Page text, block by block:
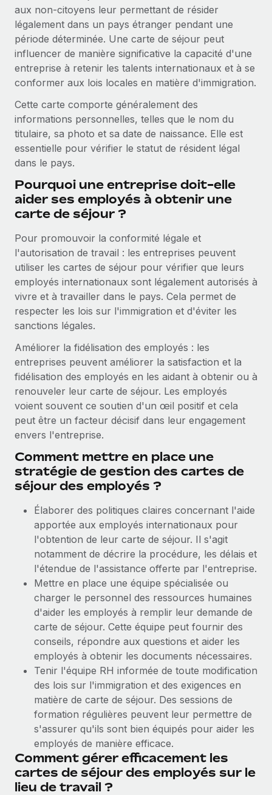
Gestion des freelances
Intégrez et gérez vos freelances partout dans le monde
PEO
Sous-traitez les opérations complexes liées à l’emploi
INFRASTRUCTURE
Intégration Remote
Intégrez vos RH aux flux de travail en toute simplicité
Des fonctions RH clés intégrées pour votre équipe
Connecter Nouveau
notre MCP
Intégrations
Rationalisez vos processus avec des outils essentiels
SERVICES
Demandez aux experts
Recevez des conseils d’experts sur les RH à
l’international et la conformité
Contrôles d’antécédents
Simplifiez vos processus de présélection des
Remote Watchtower
Gardez un temps d’avance sur les risques en
matière de conformité
Gestion des appareils
Achetez et suivez vos équipements informatiques
dans le monde entier
Création d’entité
Établissez des entités rapidement et en toute
conformité
Mobilité et déménagement international
Organisez facilement le déménagement de vos
employés
Avantages sociaux
Gérez facilement les avantages sociaux
Comparer Remote
Examinez notre service par rapport aux autres
CROISSANCE
Start-ups
paie des entreprises en pleine croissance
Entreprises intermédiaires
Développez vos équipes avec des solutions RH sur
mesure
Entreprise
Les RH à l’international pour les grandes entreprises
TRAVAILLONS ENSEMBLE
Partenaires stratégiques de la tech
Intégrez les RH à l’international de manière flexible
Explorez avec nous vos opportunités de partenariat
Remote Build
Bientôt disponible
Conseil en intégrations et automatisations assistées par
l’IA
ÉTUDES DE CAS
pays
Calculateur de paiement des freelances
Découvrez les devises disponibles et les vitesses de
paiement pour vos freelances internationaux
APPRENDRE AVEC REMOTE
Recherche et guides
Études de cas
Checklists et modèles
Webinaires
Événements
Salle de presse
Données sur les salaires et les talents
Centre de ressources
Obtenir de l’aide
Voir toutes les ressources
BLOG
Paie multipays
EOR et PEO
Gestion des freelances
Taxes
Explorer le blog
BLOG
Mises à jour des produits de Remote :
Intégrations Gusto et Xero et Gestion des
freelances Plus
Remote a toujours pour mission d'aider les entreprises de
toute taille à embaucher, gérer et payer...
En savoir plus
Comment Phiture gère ses 55 employés
répartis dans 19 pays grâce à Remote
Phiture, un leader notable du conseil en matière de
Nederlands
Français
Deutsch
Español
Italiano
Português (Portugal)
日本語
中文（简体）
Connexion
aux non-citoyens leur permettant de résider
légalement dans un pays étranger pendant une
période déterminée. Une carte de séjour peut
influencer de manière significative la capacité d'une
entreprise à retenir les talents internationaux et à se
conformer aux lois locales en matière d'immigration.
Cette carte comporte généralement des
informations personnelles, telles que le nom du
titulaire, sa photo et sa date de naissance. Elle est
essentielle pour vérifier le statut de résident légal
dans le pays.
Pourquoi une entreprise doit-elle
aider ses employés à obtenir une
carte de séjour ?
Pour promouvoir la conformité légale et
l'autorisation de travail : les entreprises peuvent
utiliser les cartes de séjour pour vérifier que leurs
employés internationaux sont légalement autorisés à
vivre et à travailler dans le pays. Cela permet de
respecter les lois sur l'immigration et d'éviter les
sanctions légales.
Améliorer la fidélisation des employés : les
entreprises peuvent améliorer la satisfaction et la
fidélisation des employés en les aidant à obtenir ou à
renouveler leur carte de séjour. Les employés
voient souvent ce soutien d'un œil positif et cela
peut être un facteur décisif dans leur engagement
envers l'entreprise.
Comment mettre en place une
stratégie de gestion des cartes de
séjour des employés ?
Élaborer des politiques claires concernant l'aide
apportée aux employés internationaux pour
l'obtention de leur carte de séjour. Il s'agit
notamment de décrire la procédure, les délais et
l'étendue de l'assistance offerte par l'entreprise.
Mettre en place une équipe spécialisée ou
charger le personnel des ressources humaines
d'aider les employés à remplir leur demande de
carte de séjour. Cette équipe peut fournir des
conseils, répondre aux questions et aider les
employés à obtenir les documents nécessaires.
Tenir l'équipe RH informée de toute modification
des lois sur l'immigration et des exigences en
matière de carte de séjour. Des sessions de
formation régulières peuvent leur permettre de
s'assurer qu'ils sont bien équipés pour aider les
employés de manière efficace.
Comment gérer efficacement les
cartes de séjour des employés sur le
lieu de travail ?